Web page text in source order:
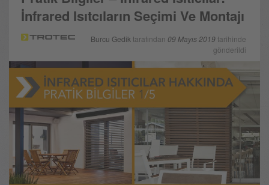
İnfrared Isıtcıların Seçimi Ve Montajı
Burcu Gedik tarafından 09 Mayıs 2019tarihinde
gönderildi